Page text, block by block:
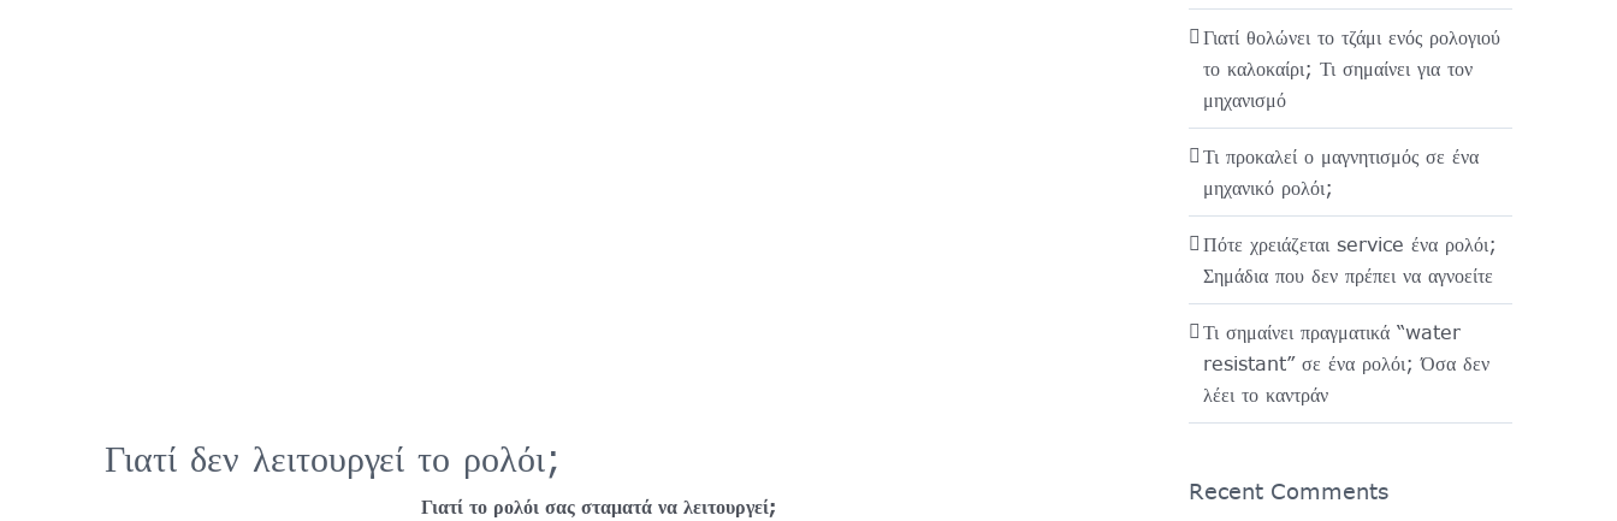
Γιατί δεν λειτουργεί το ρολόι;
Γιατί το ρολόι σας σταματά να λειτουργεί;
Γιατί θολώνει το τζάμι ενός ρολογιού
το καλοκαίρι; Τι σημαίνει για τον
μηχανισμό
Τι προκαλεί ο μαγνητισμός σε ένα
μηχανικό ρολόι;
Πότε χρειάζεται service ένα ρολόι;
Σημάδια που δεν πρέπει να αγνοείτε
Τι σημαίνει πραγματικά “water
resistant” σε ένα ρολόι; Όσα δεν
λέει το καντράν
Recent Comments